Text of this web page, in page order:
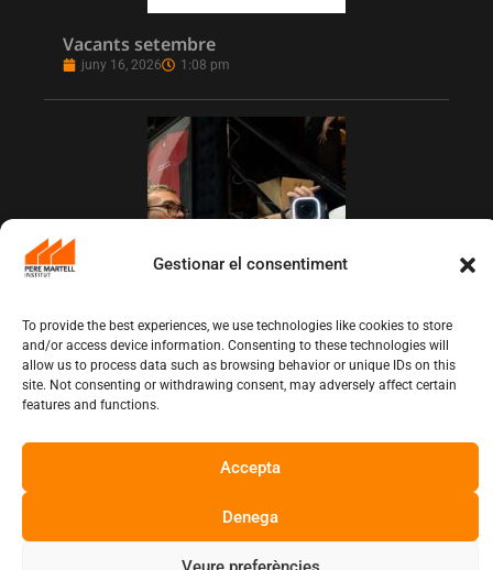
Gestionar el consentiment
To provide the best experiences, we use technologies like cookies to store
and/or access device information. Consenting to these technologies will
allow us to process data such as browsing behavior or unique IDs on this
site. Not consenting or withdrawing consent, may adversely affect certain
features and functions.
Accepta
Denega
Vacants setembre
juny 16, 2026 1:08 pm
L’Institut Pere Martell executa un projecte
de realització multicàmera en remot
juny 12, 2026 10:13 am
Copyright © Institut Pere Martell